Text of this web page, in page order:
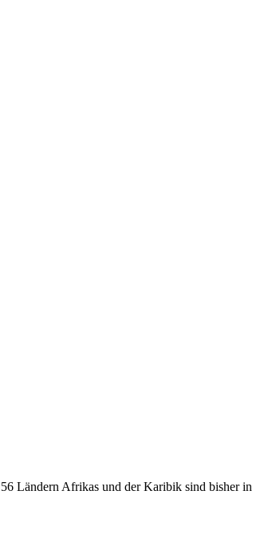
Ländern Afrikas und der Karibik sind bisher in